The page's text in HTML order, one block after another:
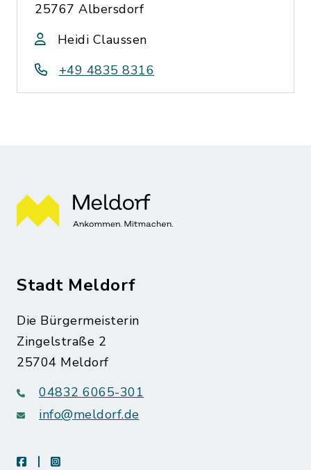
25767 Albersdorf
Heidi Claussen
+49 4835 8316
Stadt Meldorf
Die Bürgermeisterin
Zingelstraße 2
25704 Meldorf
04832 6065-301
info@meldorf.de
facebookinstagram